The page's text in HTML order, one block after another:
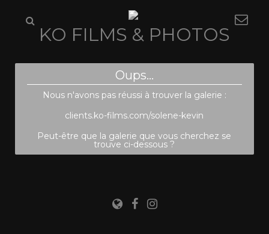
KO FILMS & PHOTOS
Oups...
Nous n'avons pas réussi à trouver la galerie :
clients.ko-films.com/solene-kevin
Peut-être que la galerie que vous cherchez se
trouve ci-dessous ?